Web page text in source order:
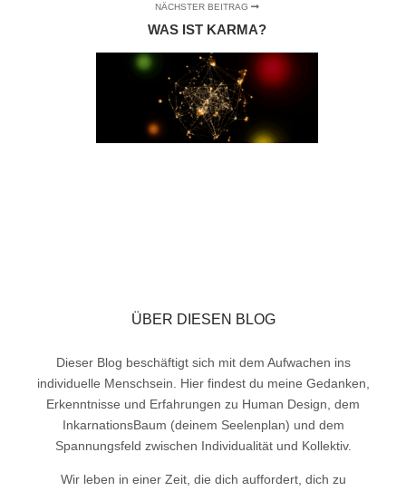
NÄCHSTER BEITRAG
WAS IST KARMA?
ÜBER DIESEN BLOG
Dieser Blog beschäftigt sich mit dem Aufwachen ins
individuelle Menschsein. Hier findest du meine Gedanken,
Erkenntnisse und Erfahrungen zu Human Design, dem
InkarnationsBaum (deinem Seelenplan) und dem
Spannungsfeld zwischen Individualität und Kollektiv.
Wir leben in einer Zeit, die dich auffordert, dich zu